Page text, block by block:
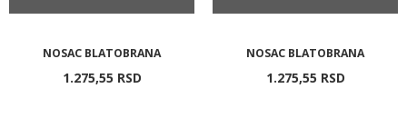
NOSAC BLATOBRANA
1.275,55 RSD
NOSAC BLATOBRANA
1.275,55 RSD